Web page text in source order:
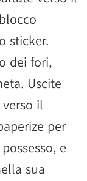
sticker.
dei fori,
Uscite
il
per
e
sua